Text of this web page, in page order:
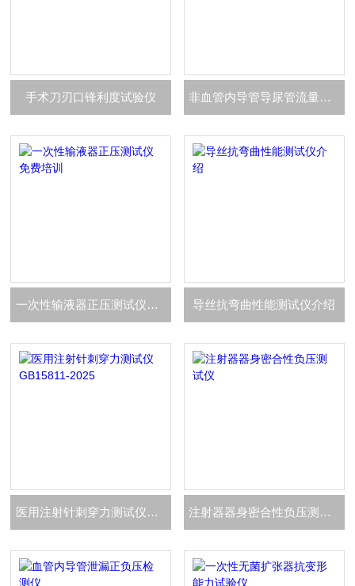
手术刀刃口锋利度试验仪 非血管内导管导尿管流量装置
一次性输液器正压测试仪免费培训 导丝抗弯曲性能测试仪介绍
医用注射针刺穿力测试仪GB15811-2025 注射器器身密合性负压测试仪